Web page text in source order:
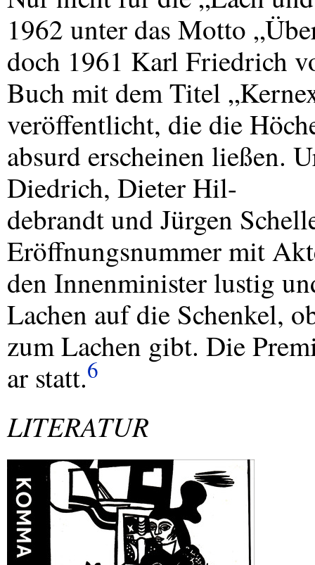
1962 unter das Motto
doch 1961 Karl Friedrich
Buch mit dem Titel
veröffentlicht, die die
absurd erscheinen ließen.
Diedrich, Dieter Hil-
debrandt und Jürgen
Eröffnungsnummer mit
den Innenminister lustig
Lachen auf die Schenkel,
zum Lachen gibt. Die
ar statt.6
LITERATUR